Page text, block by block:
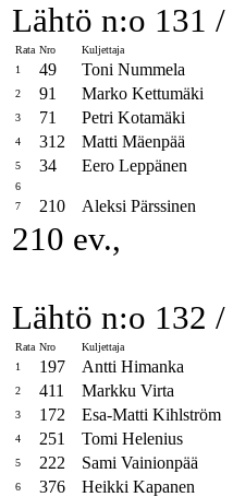
Lähtö n:o 131 /
Rata Nro Kuljettaja
1
49 Toni Nummela
2 91 Marko Kettumäki
3 71 Petri Kotamäki
4 312 Matti Mäenpää
5 34 Eero Leppänen
6
7
210 Aleksi Pärssinen
210 ev.,
Lähtö n:o 132 /
Rata Nro Kuljettaja
1
197 Antti Himanka
2 411 Markku Virta
3 172 Esa-Matti Kihlström
4 251 Tomi Helenius
5 222 Sami Vainionpää
6 376 Heikki Kapanen